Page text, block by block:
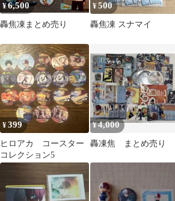
¥6,500
轟焦凍まとめ売り
¥500
轟焦凍 スナマイ
¥399
ヒロアカ コースター
コレクション5
¥4,000
轟凍焦 まとめ売り